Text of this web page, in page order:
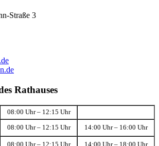
Straße 3
Rathauses
08:00 Uhr – 12:15 Uhr
08:00 Uhr – 12:15 Uhr 14:00 Uhr – 16:00 Uhr